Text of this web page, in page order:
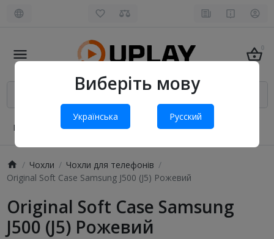
Виберіть мову
Українська Русский
0
Про нас Оплата і доставка Обмін та повернення
Чохли
Чохли для телефонів
Original Soft Case Samsung J500 (J5) Рожевий
Original Soft Case Samsung
J500 (J5) Рожевий